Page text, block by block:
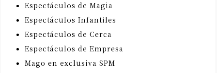
Espectáculos de Magia
Espectáculos Infantiles
Espectáculos de Cerca
Espectáculos de Empresa
Mago en exclusiva SPM